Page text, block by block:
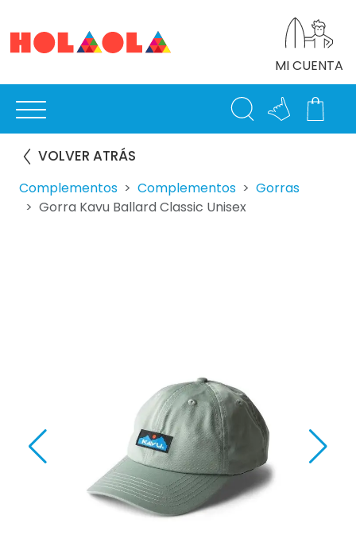
MI CUENTA
VOLVER ATRÁS
Complementos Complementos
Gorras
Gorra Kavu Ballard Classic Unisex